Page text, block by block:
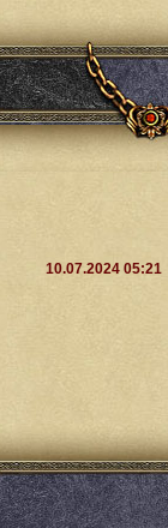
10.07.2024 05:21